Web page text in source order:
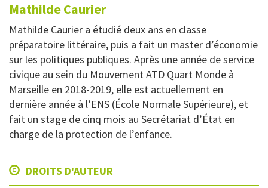
MathildeCaurier
Mathilde Caurier a étudié deux ans en classe
préparatoire littéraire, puis a fait un master d’économie
sur les politiques publiques. Après une année de service
civique au sein du Mouvement ATD Quart Monde à
Marseille en 2018-2019, elle est actuellement en
dernière année à l’ENS (École Normale Supérieure), et
fait un stage de cinq mois au Secrétariat d’État en
charge de la protection de l’enfance.
DROITS D'AUTEUR